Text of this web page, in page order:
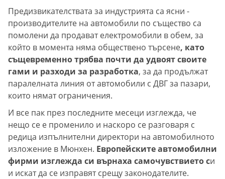
Предизвикателствата за индустрията са ясни -
производителите на автомобили по същество са
помолени да продават електромобили в обем, за
който в момента няма обществено търсене, като
същевременно трябва почти да удвоят своите
гами и разходи за разработка, за да продължат
паралелната линия от автомобили с ДВГ за пазари,
които нямат ограничения.
И все пак през последните месеци изглежда, че
нещо се е променило и наскоро се разговаря с
редица изпълнителни директори на автомобилното
изложение в Мюнхен. Европейските автомобилни
фирми изглежда си върнаха самочувствието си
и искат да се изправят срещу законодателите.